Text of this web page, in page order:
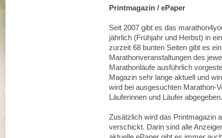
Printmagazin / ePaper
Seit 2007 gibt es das
jährlich (Frühjahr und Herbst) in
zurzeit 68 bunten Seiten gibt es
Marathonveranstaltungen des
Marathonläufe ausführlich
Magazin sehr lange aktuell und
wird bei ausgesuchten Marathon-
Läuferinnen und Läufer abgegeben.
Zusätzlich wird das Printmagazin
verschickt. Darin sind alle